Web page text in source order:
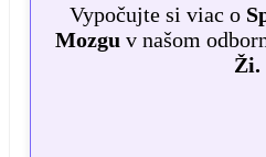
Vypočujte si viac o
Mozgu v našom
Ži.